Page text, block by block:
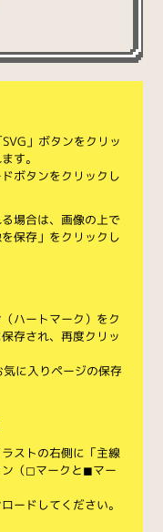
」ボタンをクリッ
す。
ボタンをクリックし
場合は、画像の上で
保存」をクリックし
ハートマーク）をク
存され、再度クリッ
に入りページの保存
ストの右側に「主線
ン（◻︎マークと◼︎マー
ードしてください。